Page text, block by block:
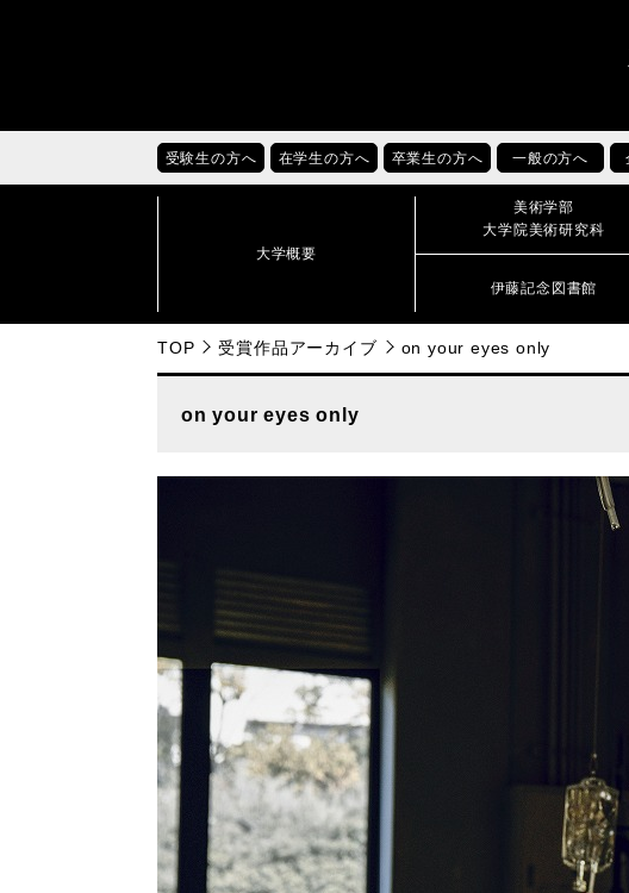
受験生の方へ 在学生の方へ 卒業生の方へ 一般の方へ
大学概要
美術学部
大学院美術研究科
伊藤記念図書館
TOP 受賞作品アーカイブ on your eyes only
on your eyes only